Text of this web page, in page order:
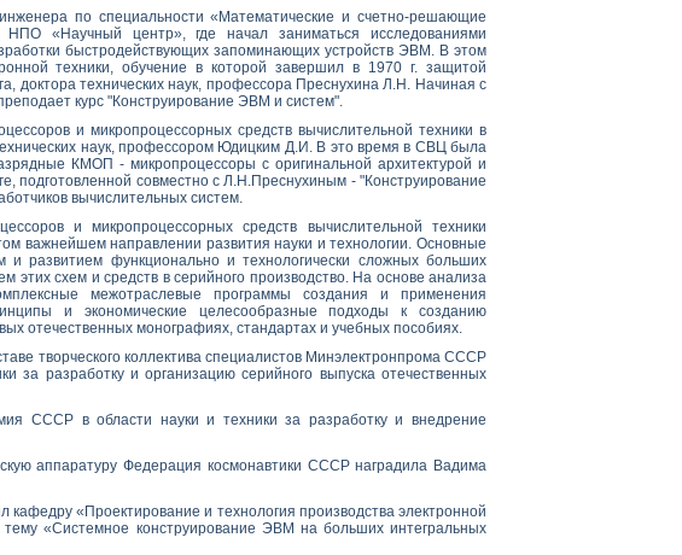
по специальности «Математические и счетно-решающие
«Научный центр», где начал заниматься исследованиями
быстродействующих запоминающих устройств ЭВМ. В этом
техники, обучение в которой завершил в 1970 г. защитой
доктора технических наук, профессора Преснухина Л.Н. Начиная с
курс "Конструирование ЭВМ и систем".
и микропроцессорных средств вычислительной техники в
наук, профессором Юдицким Д.И. В это время в СВЦ была
КМОП - микропроцессоры с оригинальной архитектурой и
подготовленной совместно с Л.Н.Преснухиным - "Конструирование
вычислительных систем.
и микропроцессорных средств вычислительной техники
важнейшем направлении развития науки и технологии. Основные
развитием функционально и технологически сложных больших
этих схем и средств в серийного производство. На основе анализа
межотраслевые программы создания и применения
и экономические целесообразные подходы к созданию
отечественных монографиях, стандартах и учебных пособиях.
творческого коллектива специалистов Минэлектронпрома СССР
разработку и организацию серийного выпуска отечественных
СССР в области науки и техники за разработку и внедрение
аппаратуру Федерация космонавтики СССР наградила Вадима
«Проектирование и технология производства электронной
«Системное конструирование ЭВМ на больших интегральных